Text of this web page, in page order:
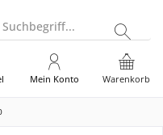
Suchbegriff...
Warenkorb
Mein Konto